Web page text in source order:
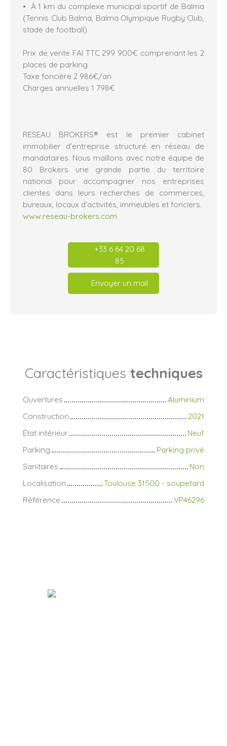
À 1 km du complexe municipal sportif de Balma
(Tennis Club Balma, Balma Olympique Rugby Club,
stade de football).
Prix de vente FAI TTC 299 900€ comprenant les 2
places de parking
Taxe foncière 2 986€/an
Charges annuelles 1 798€
RESEAU BROKERS® est le premier cabinet
immobilier d’entreprise structuré en réseau de
mandataires. Nous maillons avec notre équipe de
80 Brokers une grande partie du territoire
national pour accompagner nos entreprises
clientes dans leurs recherches de commerces,
bureaux, locaux d’activités, immeubles et fonciers.
www.reseau-brokers.com
+33 6 64 20 68
85
Envoyer un mail
Caractéristiques techniques
Ouvertures
Aluminium
Construction
2021
État intérieur
Neuf
Parking
Parking privé
Sanitaires
Non
Localisation
Toulouse 31500 - soupetard
Référence
VP46296